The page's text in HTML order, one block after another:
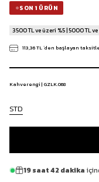
SON 1 ÜRÜN
3500 TL ve üzeri %5 | 5000 TL ve
113,36 TL`den başlayan
Kahverengi | GZLK.068
STD
19 saat 42 dakika